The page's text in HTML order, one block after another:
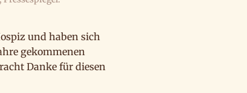
und haben sich
gekommenen
Danke für diesen